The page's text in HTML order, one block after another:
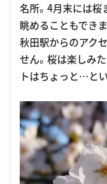
名所。4月末には桜
眺めることもできま
秋田駅からのアク
せん。桜は楽しみ
トはちょっと…と